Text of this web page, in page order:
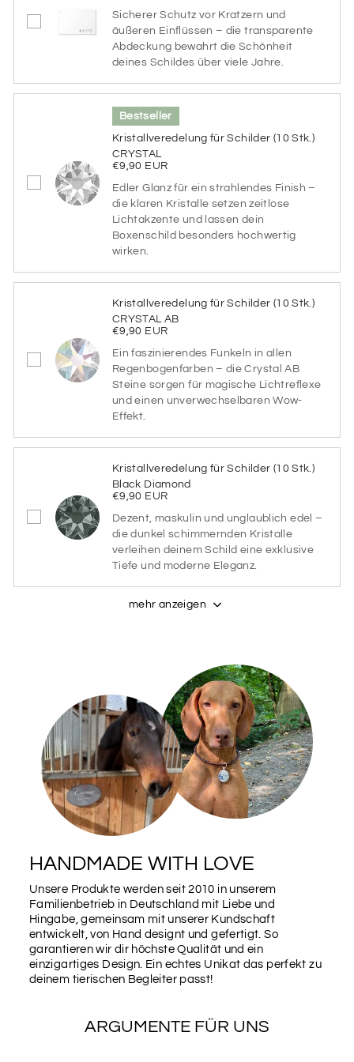
Farbe des gebürsteten Aluminiums
SILBER
Schriftfarbe
Bitte wähle hier die Schriftfarbe aus
SCHWARZ BLAUGRAU
BLAUGRÜN
DUNKELBLAU DUNKELGRÜN
DUNKELROT GELB
GRAU HELLBLAU
ROSA ROT
SALBEI TEAL
WUNSCHFARBE
Schriftarten
Bitte wähle hier deine gewünschte Schriftart aus (bis
Schriftarten
Sicherer Schutz vor Kratzern und
äußeren Einflüssen – die transparente
Abdeckung bewahrt die Schönheit
deines Schildes über viele Jahre.
Bestseller
Kristallveredelung für Schilder (10 Stk.)
CRYSTAL
€9,90 EUR
Edler Glanz für ein strahlendes Finish –
die klaren Kristalle setzen zeitlose
Lichtakzente und lassen dein
Boxenschild besonders hochwertig
wirken.
Kristallveredelung für Schilder (10 Stk.)
CRYSTAL AB
€9,90 EUR
Ein faszinierendes Funkeln in allen
Regenbogenfarben – die Crystal AB
Steine sorgen für magische Lichtreflexe
und einen unverwechselbaren Wow-
Effekt.
Kristallveredelung für Schilder (10 Stk.)
Black Diamond
€9,90 EUR
Dezent, maskulin und unglaublich edel –
die dunkel schimmernden Kristalle
verleihen deinem Schild eine exklusive
Tiefe und moderne Eleganz.
mehr anzeigen
HANDMADE WITH LOVE
Unsere Produkte werden seit 2010 in unserem
Familienbetrieb in Deutschland mit Liebe und
Hingabe, gemeinsam mit unserer Kundschaft
entwickelt, von Hand designt und gefertigt. So
garantieren wir dir höchste Qualität und ein
einzigartiges Design. Ein echtes Unikat das perfekt zu
deinem tierischen Begleiter passt!
ARGUMENTE FÜR UNS